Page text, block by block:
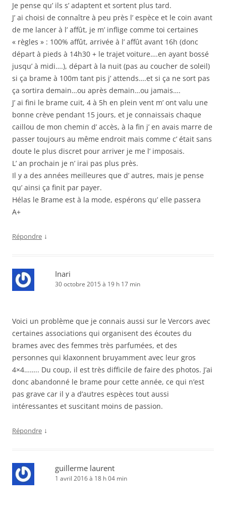
Je pense qu’ ils s’ adaptent et sortent plus tard.
J’ ai choisi de connaître à peu près l’ espèce et le coin avant
de me lancer à l’ affût, je m’ inflige comme toi certaines
« règles » : 100% affût, arrivée à l’ affût avant 16h (donc
départ à pieds à 14h30 + le trajet voiture….en ayant bossé
jusqu’ à midi….), départ à la nuit (pas au coucher de soleil)
si ça brame à 100m tant pis j’ attends….et si ça ne sort pas
ça sortira demain…ou après demain…ou jamais….
J’ ai fini le brame cuit, 4 à 5h en plein vent m’ ont valu une
bonne crève pendant 15 jours, et je connaissais chaque
caillou de mon chemin d’ accès, à la fin j’ en avais marre de
passer toujours au même endroit mais comme c’ était sans
doute le plus discret pour arriver je me l’ imposais.
L’ an prochain je n’ irai pas plus près.
Il y a des années meilleures que d’ autres, mais je pense
qu’ ainsi ça finit par payer.
Hélas le Brame est à la mode, espérons qu’ elle passera
A+
Répondre ↓
Inari
30 octobre 2015 à 19 h 17 min
Voici un problème que je connais aussi sur le Vercors avec
certaines associations qui organisent des écoutes du
brames avec des femmes très parfumées, et des
personnes qui klaxonnent bruyamment avec leur gros
4×4…….. Du coup, il est très difficile de faire des photos. J’ai
donc abandonné le brame pour cette année, ce qui n’est
pas grave car il y a d’autres espèces tout aussi
intéressantes et suscitant moins de passion.
Répondre ↓
guillerme laurent
1 avril 2016 à 18 h 04 min